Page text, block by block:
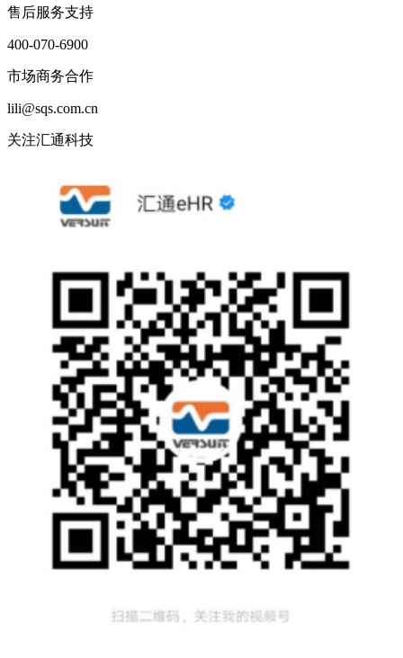
售后服务支持
400-070-6900
市场商务合作
lili@sqs.com.cn
关注汇通科技